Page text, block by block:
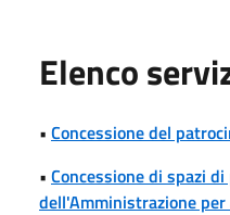
Elenco
• Concessione del
• Concessione di spazi
dell'Amministrazione